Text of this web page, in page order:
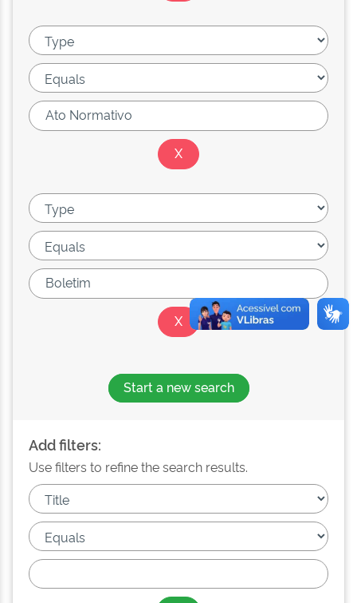
Start a new search
Add filters:
Use filters to refine the search results.